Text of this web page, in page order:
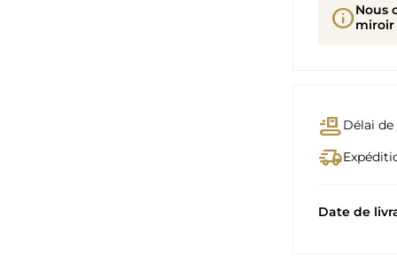
infoNous
miroir
conveyor_beltDélai
delivery_truck_speed
Date de